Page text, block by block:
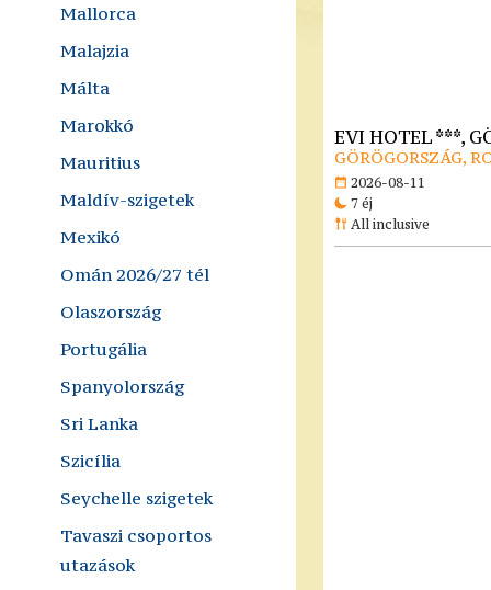
Mallorca
Malajzia
Málta
Marokkó
Mauritius
Maldív-szigetek
Mexikó
Omán 2026/27 tél
Olaszország
Portugália
Spanyolország
Sri Lanka
Szicília
Seychelle szigetek
Tavaszi csoportos
utazások
EVI HOTEL ***,
GÖRÖGORSZÁG,
2026-08-11
7 éj
All inclusive